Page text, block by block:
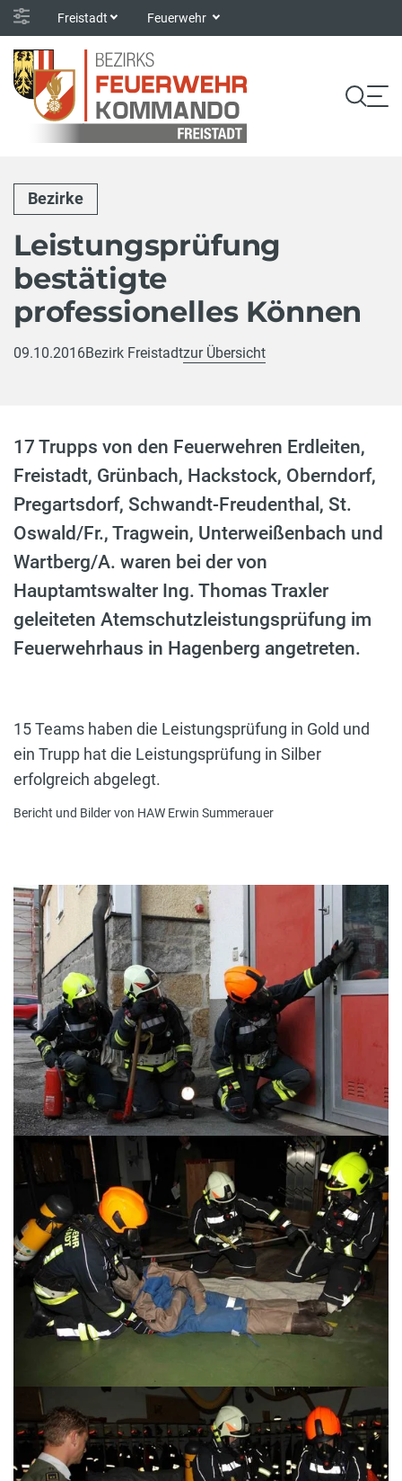
Freistadt Feuerwehr
Bezirke
Leistungsprüfung
bestätigte
professionelles Können
09.10.2016Bezirk Freistadtzur Übersicht
17 Trupps von den Feuerwehren Erdleiten,
Freistadt, Grünbach, Hackstock, Oberndorf,
Pregartsdorf, Schwandt-Freudenthal, St.
Oswald/Fr., Tragwein, Unterweißenbach und
Wartberg/A. waren bei der von
Hauptamtswalter Ing. Thomas Traxler
geleiteten Atemschutzleistungsprüfung im
Feuerwehrhaus in Hagenberg angetreten.
15 Teams haben die Leistungsprüfung in Gold und
ein Trupp hat die Leistungsprüfung in Silber
erfolgreich abgelegt.
Bericht und Bilder von HAW Erwin Summerauer